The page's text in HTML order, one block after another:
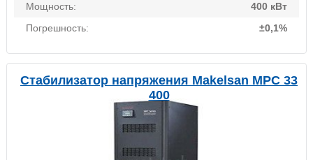
Мощность:
400 кВт
Погрешность:
±0,1%
Стабилизатор напряжения Makelsan MPC 33
400